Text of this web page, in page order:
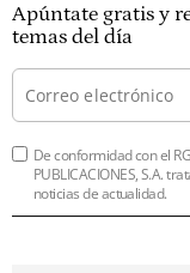
Apúntate gratis y
temas del día
De conformidad con el
PUBLICACIONES, S.A.
noticias de actualidad.